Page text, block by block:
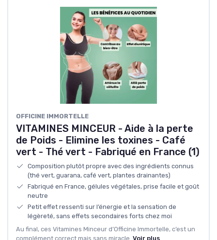
OFFICINE IMMORTELLE
VITAMINES MINCEUR - Aide à la perte
de Poids - Elimine les toxines - Café
vert - Thé vert - Fabriqué en France (1)
Composition plutôt propre avec des ingrédients connus
(thé vert, guarana, café vert, plantes drainantes)
Fabriqué en France, gélules végétales, prise facile et goût
neutre
Petit effet ressenti sur l’énergie et la sensation de
légèreté, sans effets secondaires forts chez moi
Au final, ces Vitamines Minceur d’Officine Immortelle, c’est un
complément correct mais sans miracle. Voir plus